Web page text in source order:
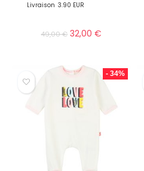
Livraison 3.90 EUR
49,00€ 32,00€
- 34%